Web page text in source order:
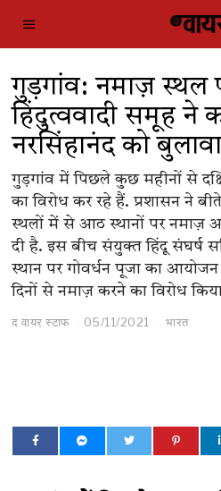
गुड़गांव: नमाज़ स्थल
हिंदुत्ववादी समूह ने
नरसिंहानंद को
गुड़गांव में पिछले कुछ महीनों से
का विरोध कर रहे हैं. प्रशासन ने
स्थलों में से आठ स्थानों पर नमाज़
दी है. इस बीच संयुक्त हिंदू संघर्ष
स्थान पर गोवर्धन पूजा का
दिनों से नमाज़ करने का विरोध
द वायर स्टाफ 05/11/2021 भारत